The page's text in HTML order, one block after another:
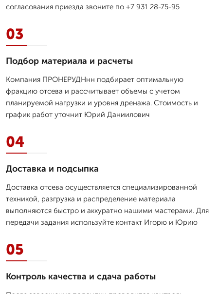
согласования приезда звоните по +7 931 28-75-95
03
Подбор материала и расчеты
Компания ПРОНЕРУДНнн подбирает оптимальную
фракцию отсева и рассчитывает объемы с учетом
планируемой нагрузки и уровня дренажа. Стоимость и
график работ уточнит Юрий Даниилович
04
Доставка и подсыпка
Доставка отсева осуществляется специализированной
техникой, разгрузка и распределение материала
выполняются быстро и аккуратно нашими мастерами. Для
передачи задания используйте контакт Игорю и Юрию
05
Контроль качества и сдача работы